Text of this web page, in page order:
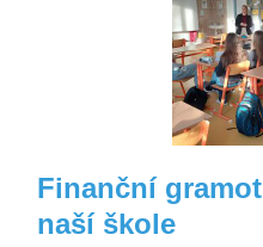
Finanční
naší škole